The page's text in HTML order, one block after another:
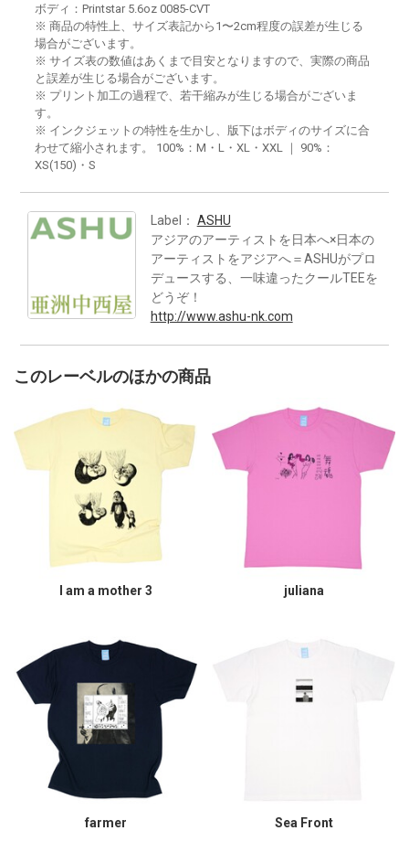
ボディ：Printstar 5.6oz 0085-CVT
※ 商品の特性上、サイズ表記から1〜2cm程度の誤差が生じる
場合がございます。
※ サイズ表の数値はあくまで目安となりますので、実際の商品
と誤差が生じる場合がございます。
※ プリント加工の過程で、若干縮みが生じる場合がございま
す。
※ インクジェットの特性を生かし、版下はボディのサイズに合
わせて縮小されます。 100%：M・L・XL・XXL ｜ 90%：
XS(150)・S
Label： ASHU
アジアのアーティストを日本へ×日本の
アーティストをアジアへ＝ASHUがプロ
デュースする、一味違ったクールTEEを
どうぞ！
http://www.ashu-nk.com
このレーベルのほかの商品
I am a mother 3 juliana
farmer Sea Front